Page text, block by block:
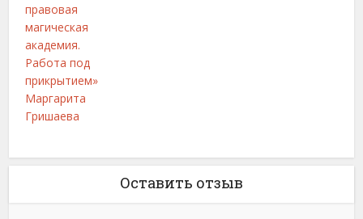
правовая
магическая
академия.
Работа под
прикрытием»
Маргарита
Гришаева
Оставить отзыв